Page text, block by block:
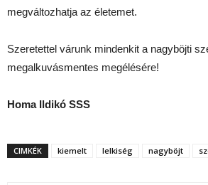
megváltozhatja az életemet.
Szeretettel várunk mindenkit a nagyböjti
megalkuvásmentes megélésére!
Homa Ildikó SSS
CIMKÉK kiemelt lelkiség nagyböjt